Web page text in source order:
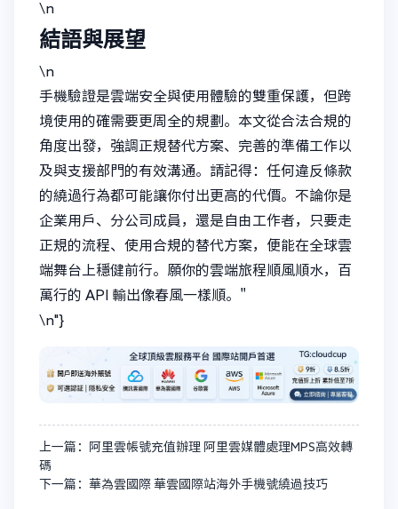
\n
結語與展望
\n
手機驗證是雲端安全與使用體驗的雙重保護，但跨
境使用的確需要更周全的規劃。本文從合法合規的
角度出發，強調正規替代方案、完善的準備工作以
及與支援部門的有效溝通。請記得：任何違反條款
的繞過行為都可能讓你付出更高的代價。不論你是
企業用戶、分公司成員，還是自由工作者，只要走
正規的流程、使用合規的替代方案，便能在全球雲
端舞台上穩健前行。願你的雲端旅程順風順水，百
萬行的 API 輸出像春風一樣順。"
\n"}
上一篇：阿里雲帳號充值辦理 阿里雲媒體處理MPS高效轉
碼
下一篇：華為雲國際 華雲國際站海外手機號繞過技巧